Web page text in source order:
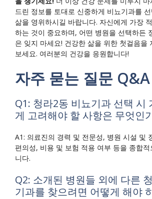
드린 정보를 토대로 신중하게 비뇨기과를
삶을 영위하시길 바랍니다. 자신에게 가장
하는 것이 중요하며, 어떤 병원을 선택하든
은 잊지 마세요! 건강한 삶을 위한 첫걸음을
보세요. 여러분의 건강을 응원합니다!
자주 묻는 질문 Q&A
Q1: 청라2동 비뇨기과 선택 시
게 고려해야 할 사항은 무엇인
A1: 의료진의 경력 및 전문성, 병원 시설 및
편의성, 비용 및 보험 적용 여부 등을 종합
니다.
Q2: 소개된 병원들 외에 다른
기과를 찾으려면 어떻게 해야